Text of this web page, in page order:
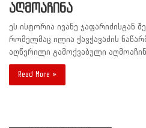
აღმოაჩინა
ეს ისტორია ივანე ჯაფარიძისგან
რომელმაც ილია ჭავჭავაძის
აღწერილი გამოქვაბული
Read More »